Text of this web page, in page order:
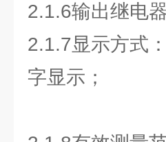
2.1.6输出继电
2.1.7显示方
字显示；
油位：